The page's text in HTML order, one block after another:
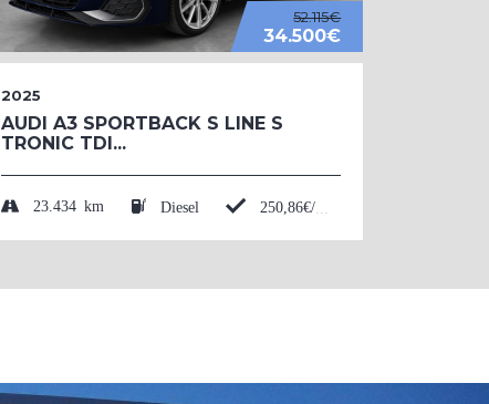
52.115€
34.500€
2025
AUDI A3 SPORTBACK S LINE S
TRONIC TDI...
23.434 km Diesel